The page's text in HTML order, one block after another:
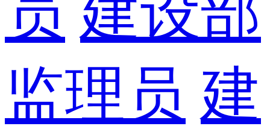
员 建设部
监理员 建